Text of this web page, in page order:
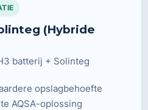
(Hybride
batterij + Solinteg
opslagbehoefte
AQSA-oplossing